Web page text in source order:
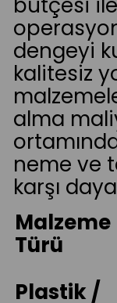
dengeyi
kalitesiz
alma
neme ve
karşı
Malzeme
Türü
Plastik /